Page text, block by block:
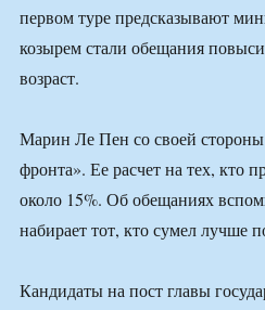
первом туре предсказывают
козырем стали обещания
возраст.
Марин Ле Пен со своей
фронта». Ее расчет на тех, кто
около 15%. Об обещаниях
набирает тот, кто сумел лучше
Кандидаты на пост главы